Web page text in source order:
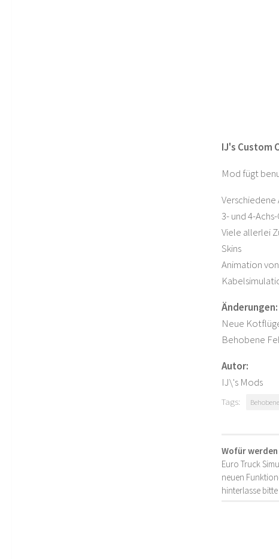
IJ's Custom
Mod fügt
Verschiedene
3- und 4-
Viele allerlei
Skins
Animation
Änderungen:
Neue
Behobene
Autor:
IJ\'s Mods
Tags:
Wofür
Euro Truck
neuen
hinterlasse